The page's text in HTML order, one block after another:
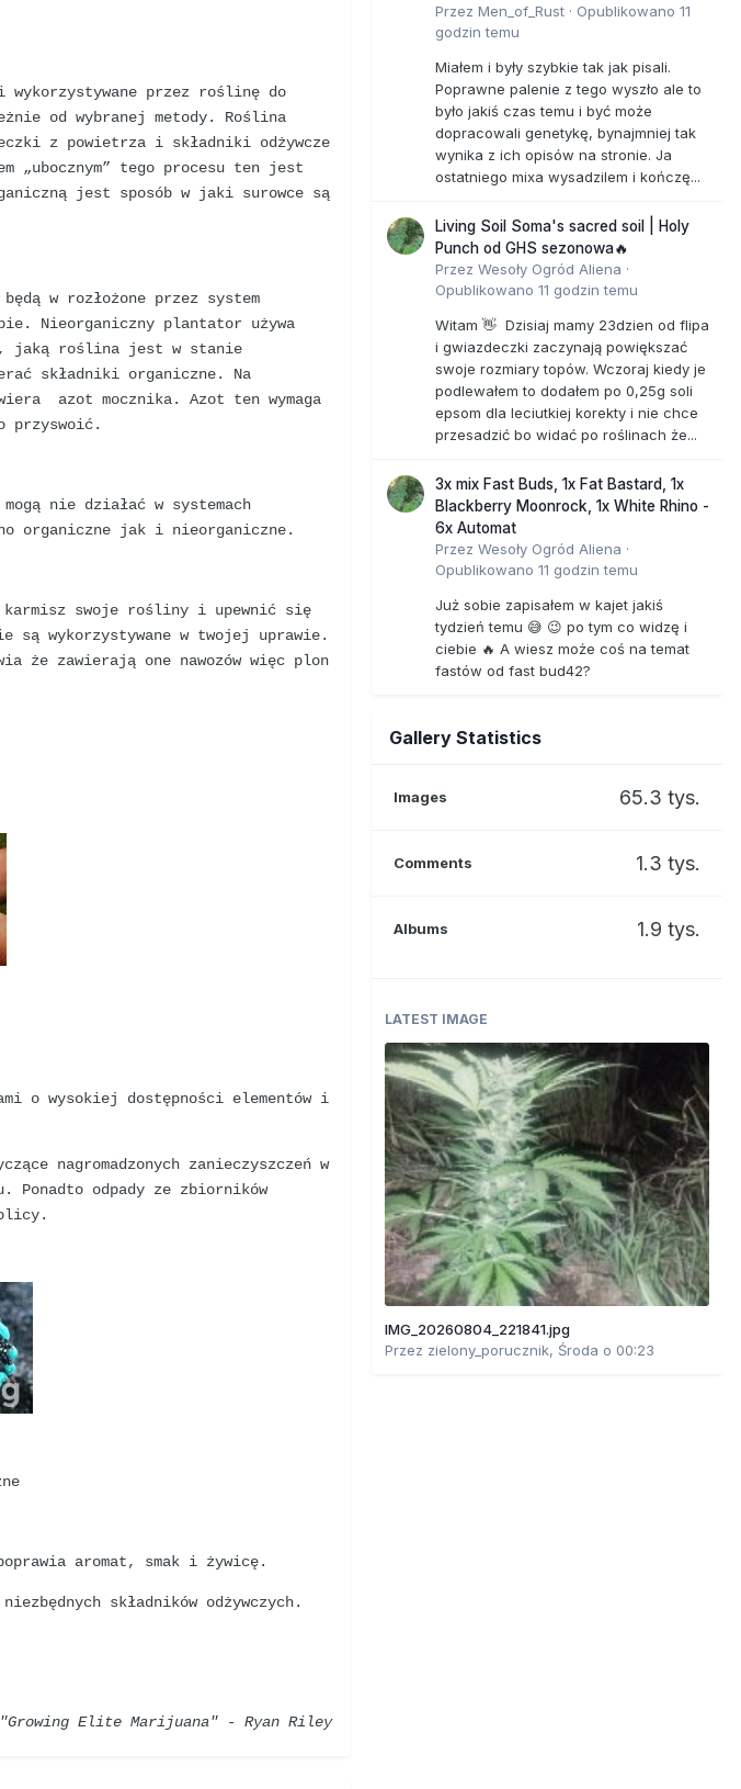
przez roślinę do
od wybranej metody. Roślina
z powietrza i składniki odżywcze
„ubocznym” tego procesu ten jest
jest sposób w jaki surowce są
w rozłożone przez system
Nieorganiczny plantator używa
jaką roślina jest w stanie
składniki organiczne. Na
azot mocznika. Azot ten wymaga
przyswoić.
nie działać w systemach
organiczne jak i nieorganiczne.
karmisz swoje rośliny i upewnić się
są wykorzystywane w twojej uprawie.
że zawierają one nawozów więc plon
o wysokiej dostępności elementów i
nagromadzonych zanieczyszczeń w
odpady ze zbiorników
aromat, smak i żywicę.
składników odżywczych.
"Growing Elite Marijuana" - Ryan Riley
Przez Men_of_Rust · Opublikowano 11
godzin temu
Miałem i były szybkie tak jak pisali.
Poprawne palenie z tego wyszło ale to
było jakiś czas temu i być może
dopracowali genetykę, bynajmniej tak
wynika z ich opisów na stronie. Ja
ostatniego mixa wysadzilem i kończę...
Living Soil Soma's sacred soil | Holy
Punch od GHS sezonowa🔥
Przez Wesoły Ogród Aliena ·
Opublikowano 11 godzin temu
Witam 👋 Dzisiaj mamy 23dzien od flipa
i gwiazdeczki zaczynają powiększać
swoje rozmiary topów. Wczoraj kiedy je
podlewałem to dodałem po 0,25g soli
epsom dla leciutkiej korekty i nie chce
przesadzić bo widać po roślinach że...
3x mix Fast Buds, 1x Fat Bastard, 1x
Blackberry Moonrock, 1x White Rhino -
6x Automat
Przez Wesoły Ogród Aliena ·
Opublikowano 11 godzin temu
Już sobie zapisałem w kajet jakiś
tydzień temu 😅 😉 po tym co widzę i
ciebie 🔥 A wiesz może coś na temat
fastów od fast bud42?
Gallery Statistics
Images 65.3 tys.
Comments 1.3 tys.
Albums 1.9 tys.
LATEST IMAGE
IMG_20260804_221841.jpg
Przez zielony_porucznik, Środa o 00:23